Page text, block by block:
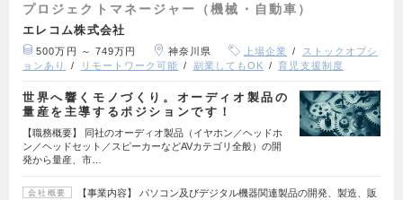
プロジェクトマネージャー（機械・自動車）
エレコム株式会社
500万円 ～ 749万円 神奈川県 上場企業
ストックオプシ
ョンあり
リモートワーク可能 副業してもOK 育児支援制度
世界へ響くモノづくり。オーディオ製品の
量産を主導するポジションです！
【職務概要】 同社のオーディオ製品（イヤホン／ヘッドホ
ン／ヘッドセット／スピーカーなどAVカテゴリ全般）の開
発から量産、市…
会社概要
【事業内容】 パソコン及びデジタル機器関連製品の開発、製造、販